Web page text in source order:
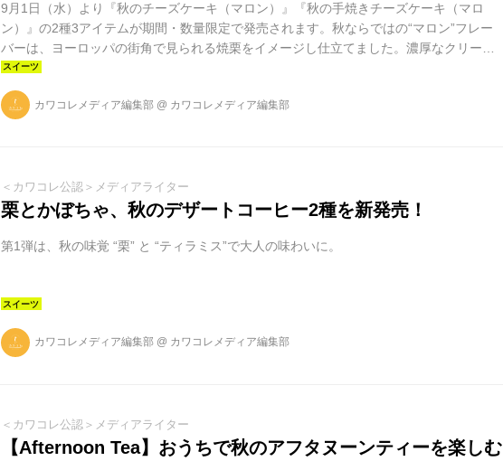
9月1日（水）より『秋のチーズケーキ（マロン）』『秋の手焼きチーズケーキ（マロ
ン）』の2種3アイテムが期間・数量限定で発売されます。秋ならではの“マロン”フレー
バーは、ヨーロッパの街角で見られる焼栗をイメージし仕立てました。濃厚なクリーム
チーズとマロンのほっくりとした香ばしい味わいのハーモニーが楽しめます。秋のおう
ち時間や手土産におすすめのスイーツです。 『秋のチーズケーキ（マロン）』 3個入
999円(税込) ／ 6個入 1,998円(税込) ※百貨店を中心とする全国の資生堂パーラー店舗、
カワコレメディア編集部 @ カワコレメディア編集部
＜カワコレ公認＞メディアライター
栗とかぼちゃ、秋のデザートコーヒー2種を新発売！
第1弾は、秋の味覚 “栗” と “ティラミス”で大人の味わいに。
カワコレメディア編集部 @ カワコレメディア編集部
＜カワコレ公認＞メディアライター
【Afternoon Tea】おうちで秋のアフタヌーンティーを楽しむ